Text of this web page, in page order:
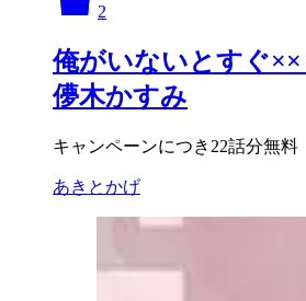
2
俺がいないとすぐ
儚木かすみ
キャンペーンにつき22話分無料
あきとかげ